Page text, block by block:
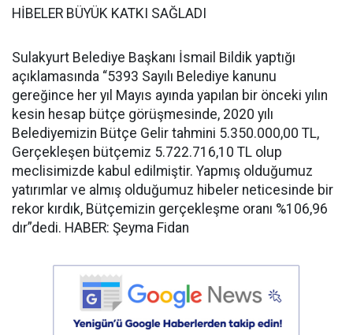
HİBELER BÜYÜK KATKI SAĞLADI
Sulakyurt Belediye Başkanı İsmail Bildik yaptığı
açıklamasında “5393 Sayılı Belediye kanunu
gereğince her yıl Mayıs ayında yapılan bir önceki yılın
kesin hesap bütçe görüşmesinde, 2020 yılı
Belediyemizin Bütçe Gelir tahmini 5.350.000,00 TL,
Gerçekleşen bütçemiz 5.722.716,10 TL olup
meclisimizde kabul edilmiştir. Yapmış olduğumuz
yatırımlar ve almış olduğumuz hibeler neticesinde bir
rekor kırdık, Bütçemizin gerçekleşme oranı %106,96
dır”dedi. HABER: Şeyma Fidan